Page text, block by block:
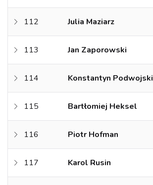
112 Julia Maziarz
113 Jan Zaporowski
114 Konstantyn Podwojski
115 Bartłomiej Heksel
116 Piotr Hofman
117 Karol Rusin